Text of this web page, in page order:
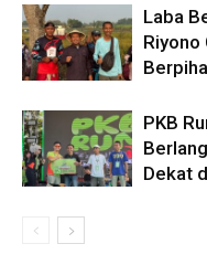
Laba
Riyono
PKB
Dekat